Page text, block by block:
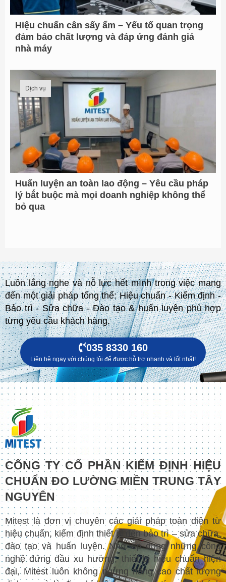
Hiệu chuẩn cân sấy ẩm – Yếu tố quan trọng
đảm bảo chất lượng và đáp ứng đánh giá
nhà máy
Dịch vụ
Huấn luyện an toàn lao động – Yêu cầu pháp
lý bắt buộc mà mọi doanh nghiệp không thể
bỏ qua
Luôn lắng nghe và nỗ lực hết mình trong việc mang
đến một giải pháp tổng thể: Hiệu chuẩn - Kiểm định -
Bảo trì - Sửa chữa - Đào tạo & huấn luyện phù hợp
từng yêu cầu khách hàng.
035 8330 160
Liên hệ ngay với chúng tôi để được hỗ trợ nhanh và tốt nhất!
CÔNG TY CỔ PHẦN KIỂM ĐỊNH HIỆU
CHUẨN ĐO LƯỜNG MIỀN TRUNG TÂY
NGUYÊN
Mitest là đơn vị chuyên các giải pháp toàn diện từ
hiệu chuẩn, kiểm định thiết bị đến bảo trì – sửa chữa,
đào tạo và huấn luyện. Nhờ áp dụng những công
nghệ đứng đầu xu hướng, thiết bị hiệu chuẩn hiện
đại, Mitest luôn không ngừng nâng cao chất lượng